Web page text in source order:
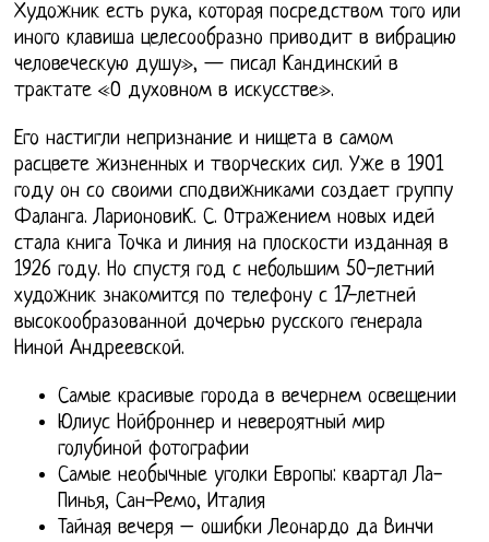
Художник есть рука, которая посредством того или
иного клавиша целесообразно приводит в вибрацию
человеческую душу», — писал Кандинский в
трактате «О духовном в искусстве».
Его настигли непризнание и нищета в самом
расцвете жизненных и творческих сил. Уже в 1901
году он со своими сподвижниками создает группу
Фаланга. ЛарионовиК. С. Отражением новых идей
стала книга Точка и линия на плоскости изданная в
1926 году. Но спустя год с небольшим 50-летний
художник знакомится по телефону с 17-летней
высокообразованной дочерью русского генерала
Ниной Андреевской.
Самые красивые города в вечернем освещении
Юлиус Нойброннер и невероятный мир
голубиной фотографии
Самые необычные уголки Европы: квартал Ла-
Пинья, Сан-Ремо, Италия
Тайная вечеря – ошибки Леонардо да Винчи